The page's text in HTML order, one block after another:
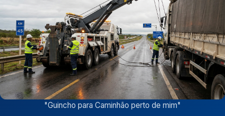
"Guincho para Caminhão perto de mim"